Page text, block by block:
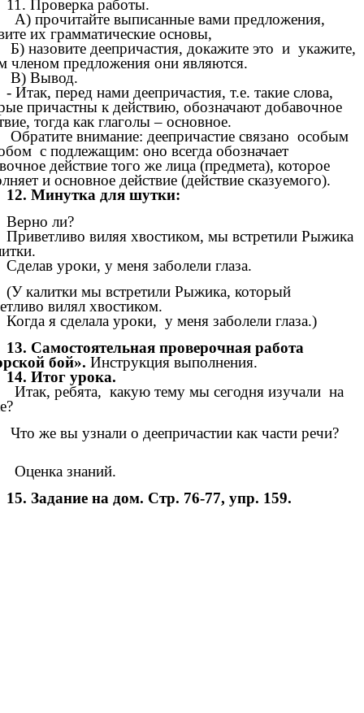
11. Проверка работы.
А) прочитайте выписанные вами предложения,
их грамматические основы,
Б) назовите деепричастия, докажите это и укажите,
членом предложения они являются.
В) Вывод.
- Итак, перед нами деепричастия, т.е. такие слова,
причастны к действию, обозначают добавочное
тогда как глаголы – основное.
Обратите внимание: деепричастие связано особым
с подлежащим: оно всегда обозначает
действие того же лица (предмета), которое
и основное действие (действие сказуемого).
12. Минутка для шутки:
Верно ли?
Приветливо виляя хвостиком, мы встретили Рыжика
Сделав уроки, у меня заболели глаза.
(У калитки мы встретили Рыжика, который
вилял хвостиком.
Когда я сделала уроки, у меня заболели глаза.)
13. Самостоятельная проверочная работа
бой». Инструкция выполнения.
14. Итог урока.
Итак, ребята, какую тему мы сегодня изучали на
Что же вы узнали о деепричастии как части речи?
Оценка знаний.
15. Задание на дом. Стр. 76-77, упр. 159.